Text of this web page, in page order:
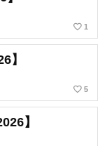
favorite_border 1
】
favorite_border 5
】